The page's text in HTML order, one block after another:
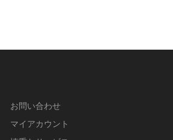
お問い合わせ
マイアカウント